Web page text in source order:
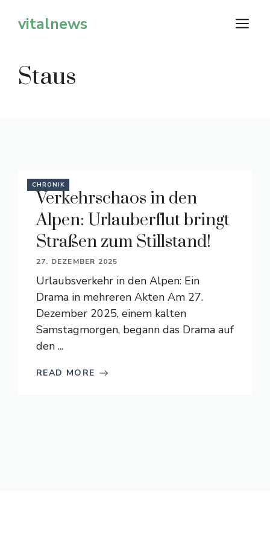
Inhaltvitalnews
Staus
CHRONIK
Verkehrschaos in den
Alpen: Urlauberflut bringt
Straßen zum Stillstand!
27. DEZEMBER 2025
Urlaubsverkehr in den Alpen: Ein
Drama in mehreren Akten Am 27.
Dezember 2025, einem kalten
Samstagmorgen, begann das Drama auf
den ...
READ MORE